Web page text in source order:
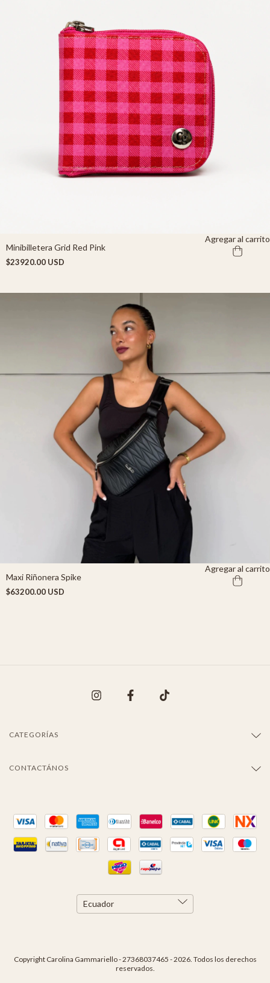
Minibilletera Grid Red Pink
$23920.00 USD
Agregar al carrito
Maxi Riñonera Spike
$63200.00 USD
Agregar al carrito
CATEGORÍAS
CONTACTÁNOS
Copyright Carolina Gammariello - 27368037465 - 2026. Todos los derechos
reservados.